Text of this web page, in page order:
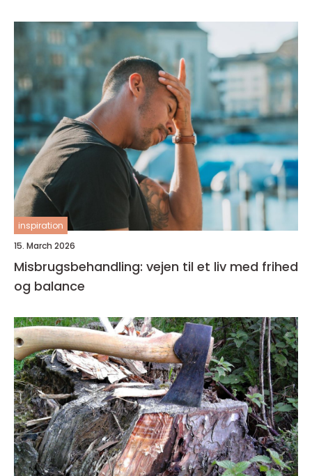
inspiration
15. March 2026
Misbrugsbehandling: vejen til et liv med frihed
og balance